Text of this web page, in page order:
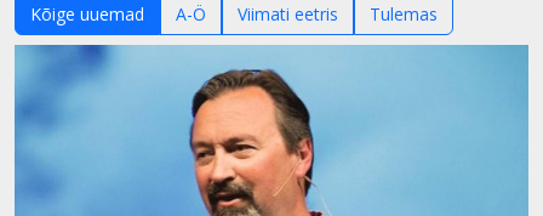
Kõige uuemad A-Ö Viimati eetris Tulemas